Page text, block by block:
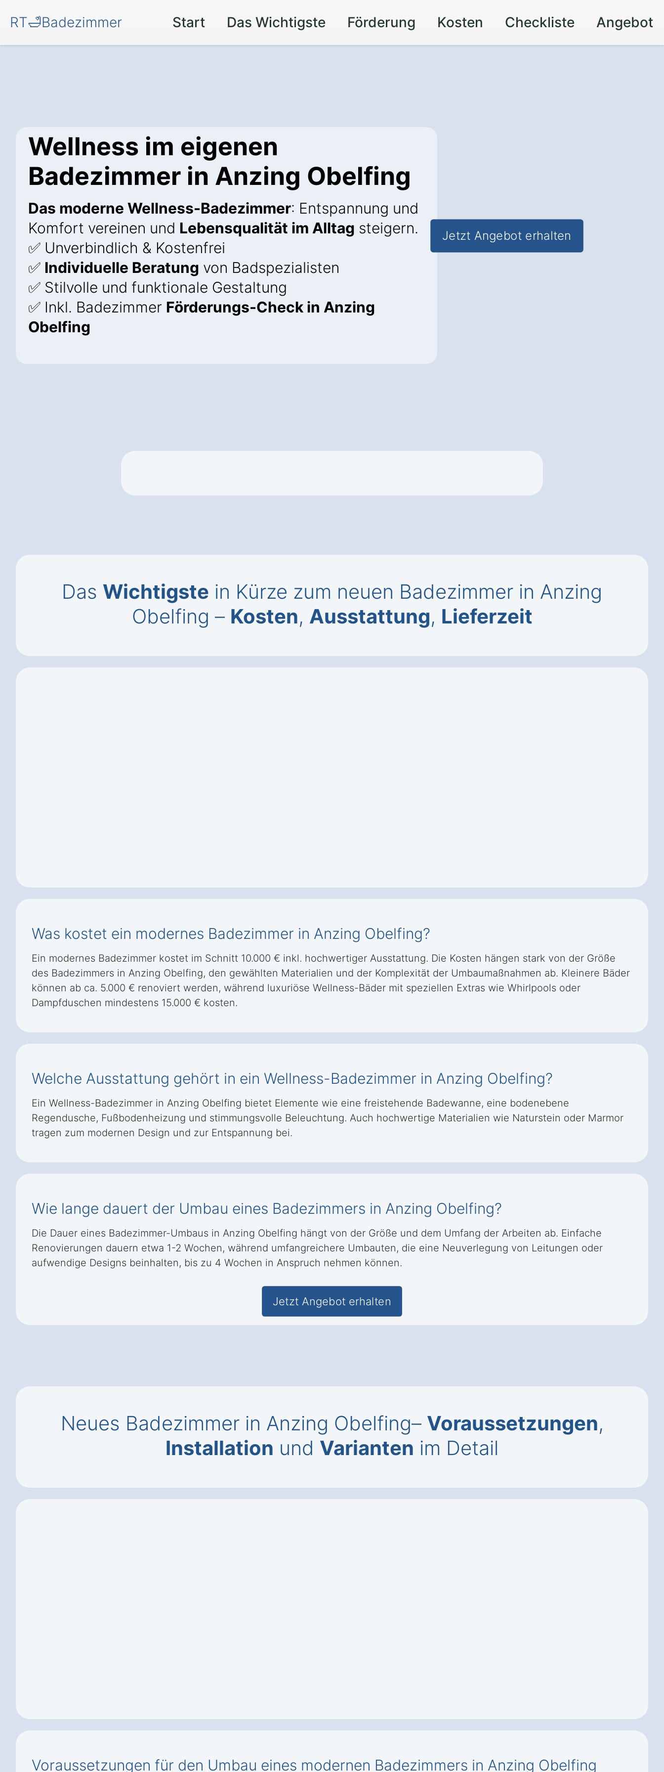
RT🛁Badezimmer Start Das Wichtigste Förderung Kosten Checkliste Angebot
Wellness im eigenen
Badezimmer in Anzing Obelfing
Das moderne Wellness-Badezimmer: Entspannung und
Komfort vereinen und Lebensqualität im Alltag steigern.
✅ Unverbindlich & Kostenfrei
✅ Individuelle Beratung von Badspezialisten
✅ Stilvolle und funktionale Gestaltung
✅ Inkl. Badezimmer Förderungs-Check in Anzing
Obelfing
Jetzt Angebot erhalten
Das Wichtigste in Kürze zum neuen Badezimmer in Anzing
Obelfing – Kosten, Ausstattung, Lieferzeit
Was kostet ein modernes Badezimmer in Anzing Obelfing?
Ein modernes Badezimmer kostet im Schnitt 10.000 € inkl. hochwertiger Ausstattung. Die Kosten hängen stark von der Größe
des Badezimmers in Anzing Obelfing, den gewählten Materialien und der Komplexität der Umbaumaßnahmen ab. Kleinere Bäder
können ab ca. 5.000 € renoviert werden, während luxuriöse Wellness-Bäder mit speziellen Extras wie Whirlpools oder
Dampfduschen mindestens 15.000 € kosten.
Welche Ausstattung gehört in ein Wellness-Badezimmer in Anzing Obelfing?
Ein Wellness-Badezimmer in Anzing Obelfing bietet Elemente wie eine freistehende Badewanne, eine bodenebene
Regendusche, Fußbodenheizung und stimmungsvolle Beleuchtung. Auch hochwertige Materialien wie Naturstein oder Marmor
tragen zum modernen Design und zur Entspannung bei.
Wie lange dauert der Umbau eines Badezimmers in Anzing Obelfing?
Die Dauer eines Badezimmer-Umbaus in Anzing Obelfing hängt von der Größe und dem Umfang der Arbeiten ab. Einfache
Renovierungen dauern etwa 1-2 Wochen, während umfangreichere Umbauten, die eine Neuverlegung von Leitungen oder
aufwendige Designs beinhalten, bis zu 4 Wochen in Anspruch nehmen können.
Jetzt Angebot erhalten
Neues Badezimmer in Anzing Obelfing– Voraussetzungen,
Installation und Varianten im Detail
Voraussetzungen für den Umbau eines modernen Badezimmers in Anzing Obelfing